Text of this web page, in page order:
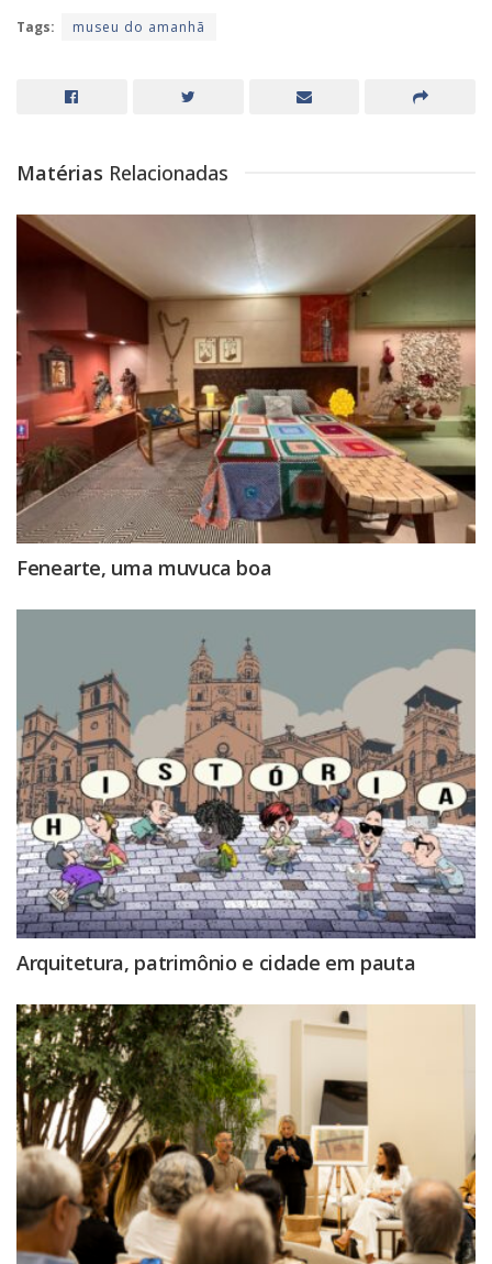
Tags: museu do amanhã
Matérias Relacionadas
Fenearte, uma muvuca boa
Arquitetura, patrimônio e cidade em pauta